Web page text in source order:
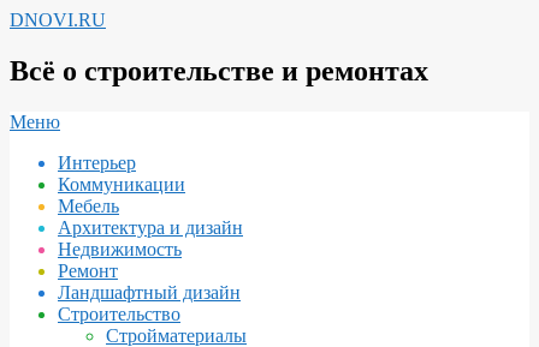
Перейти
содержимому
DNOVI.RU
Всё о строительстве и ремонтах
Вторичное
навигации
Меню
Интерьер
Коммуникации
Мебель
Архитектура и дизайн
Недвижимость
Ремонт
Ландшафтный дизайн
Строительство
Стройматериалы